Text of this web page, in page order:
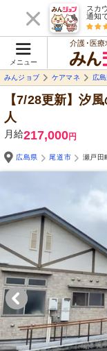
スカ
通知
メニュー
介護･医療
みんジョブ
ケアマネ 広
【7/28更新】汐
人
月給217,000円
広島県
尾道市 瀬戸田